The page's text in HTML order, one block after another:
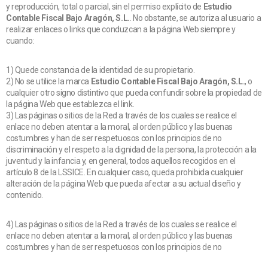
y reproducción, total o parcial, sin el permiso explícito de Estudio
Contable Fiscal Bajo Aragón, S.L.. No obstante, se autoriza al usuario a
realizar enlaces o links que conduzcan a la página Web siempre y
cuando:
1) Quede constancia de la identidad de su propietario.
2) No se utilice la marca Estudio Contable Fiscal Bajo Aragón, S.L., o
cualquier otro signo distintivo que pueda confundir sobre la propiedad de
la página Web que establezca el link.
3) Las páginas o sitios de la Red a través de los cuales se realice el
enlace no deben atentar a la moral, al orden público y las buenas
costumbres y han de ser respetuosos con los principios de no
discriminación y el respeto a la dignidad de la persona, la protección a la
juventud y la infancia y, en general, todos aquellos recogidos en el
artículo 8 de la LSSICE. En cualquier caso, queda prohibida cualquier
alteración de la página Web que pueda afectar a su actual diseño y
contenido.
4) Las páginas o sitios de la Red a través de los cuales se realice el
enlace no deben atentar a la moral, al orden público y las buenas
costumbres y han de ser respetuosos con los principios de no